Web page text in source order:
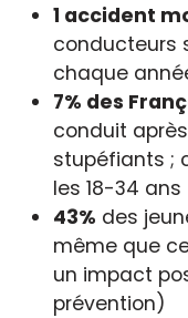
1 accident
conducteurs
chaque
7% des
conduit
stupéfiants ;
les 18-34
43% des
même que
un impact
prévention)